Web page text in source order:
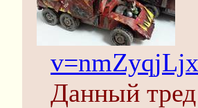
Данный тред